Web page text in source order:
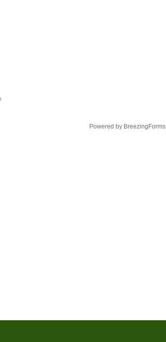
Powered by BreezingForms